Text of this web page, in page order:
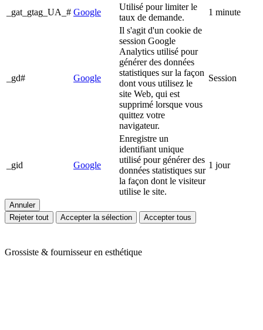
_gat_gtag_UA_# Google
Utilisé pour limiter le
taux de demande.
1 minute
_gd# Google
Il s'agit d'un cookie de
session Google
Analytics utilisé pour
générer des données
statistiques sur la façon
dont vous utilisez le
site Web, qui est
supprimé lorsque vous
quittez votre
navigateur.
Session
_gid Google
Enregistre un
identifiant unique
utilisé pour générer des
données statistiques sur
la façon dont le visiteur
utilise le site.
1 jour
Annuler
Rejeter tout
Accepter la sélection Accepter tous
Grossiste & fournisseur en esthétique